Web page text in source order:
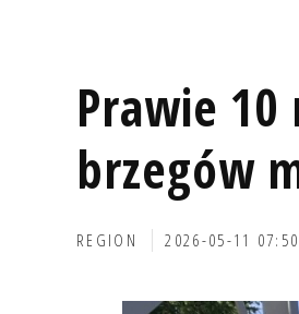
Prawie
brzegów
REGION 2026-05-11 07:50